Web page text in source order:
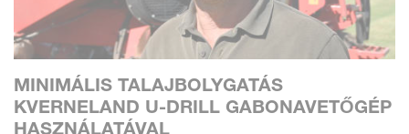
MINIMÁLIS TALAJBOLYGATÁS
KVERNELAND U-DRILL GABONAVETŐGÉP
HASZNÁLATÁVAL